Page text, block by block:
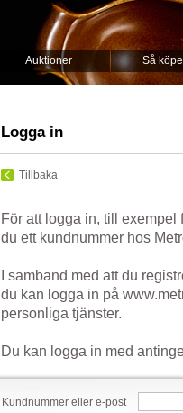
Auktioner Så
Logga in
Tillbaka
För att logga in, till exempel
du ett kundnummer hos
I samband med att du
du kan logga in på
personliga tjänster.
Du kan logga in med
Kundnummer eller e-post